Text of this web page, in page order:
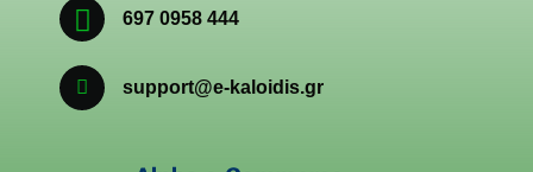
697 0958 444
support@e-kaloidis.gr